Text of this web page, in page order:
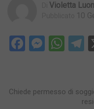
Violetta
10
Facebook
Chiede permesso di